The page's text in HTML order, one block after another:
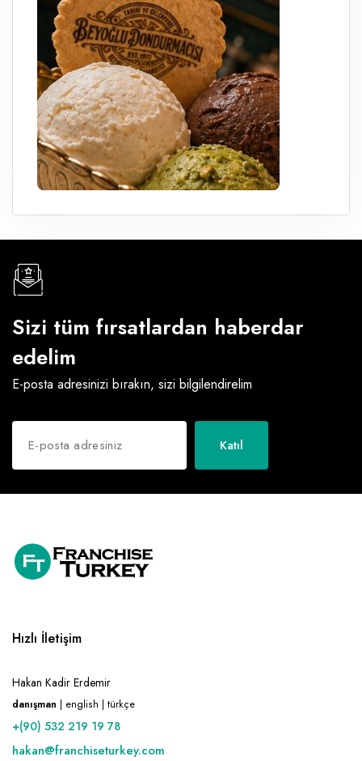
Sizi tüm fırsatlardan haberdar
edelim
E-posta adresinizi bırakın, sizi bilgilendirelim
Katıl
Hızlı İletişim
Hakan Kadir Erdemir
danışman | english | türkçe
+(90) 532 219 19 78
hakan@franchiseturkey.com